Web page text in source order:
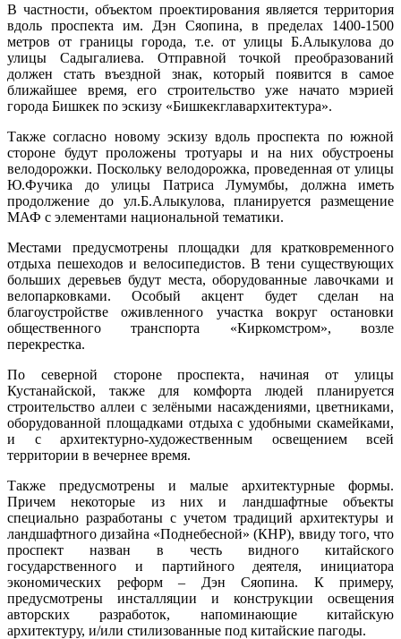
В частности, объектом проектирования является территория
вдоль проспекта им. Дэн Сяопина, в пределах 1400-1500
метров от границы города, т.е. от улицы Б.Алыкулова до
улицы Садыгалиева. Отправной точкой преобразований
должен стать въездной знак, который появится в самое
ближайшее время, его строительство уже начато мэрией
города Бишкек по эскизу «Бишкекглавархитектура».
Также согласно новому эскизу вдоль проспекта по южной
стороне будут проложены тротуары и на них обустроены
велодорожки. Поскольку велодорожка, проведенная от улицы
Ю.Фучика до улицы Патриса Лумумбы, должна иметь
продолжение до ул.Б.Алыкулова, планируется размещение
МАФ с элементами национальной тематики.
Местами предусмотрены площадки для кратковременного
отдыха пешеходов и велосипедистов. В тени существующих
больших деревьев будут места, оборудованные лавочками и
велопарковками. Особый акцент будет сделан на
благоустройстве оживленного участка вокруг остановки
общественного транспорта «Киркомстром», возле
перекрестка.
По северной стороне проспекта, начиная от улицы
Кустанайской, также для комфорта людей планируется
строительство аллеи с зелёными насаждениями, цветниками,
оборудованной площадками отдыха с удобными скамейками,
и с архитектурно-художественным освещением всей
территории в вечернее время.
Также предусмотрены и малые архитектурные формы.
Причем некоторые из них и ландшафтные объекты
специально разработаны с учетом традиций архитектуры и
ландшафтного дизайна «Поднебесной» (КНР), ввиду того, что
проспект назван в честь видного китайского
государственного и партийного деятеля, инициатора
экономических реформ – Дэн Сяопина. К примеру,
предусмотрены инсталляции и конструкции освещения
авторских разработок, напоминающие китайскую
архитектуру, и/или стилизованные под китайские пагоды.